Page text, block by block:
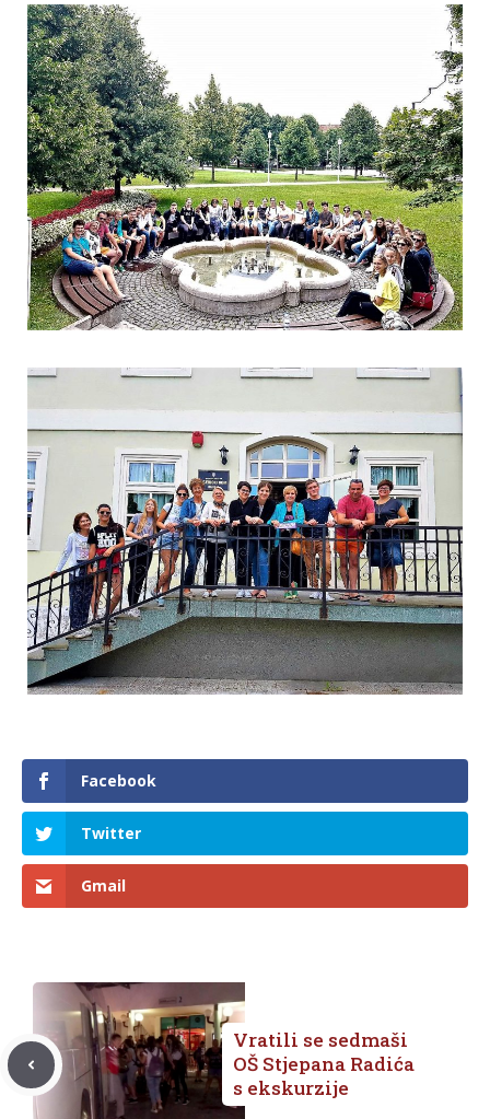
Facebook
Twitter
Gmail
Vratili se sedmaši
OŠ Stjepana Radića
s ekskurzije